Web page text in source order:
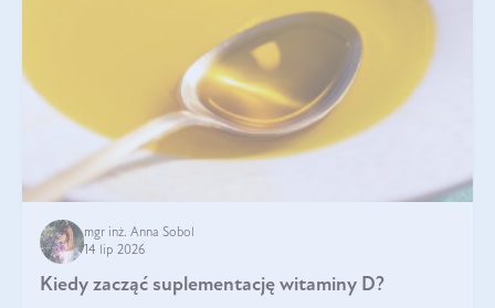
mgr inż. Anna Sobol
14 lip 2026
Kiedy zacząć suplementację witaminy D?